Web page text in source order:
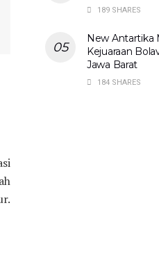
189 SHARES
New Antartika
Kejuaraan
Jawa Barat
184 SHARES